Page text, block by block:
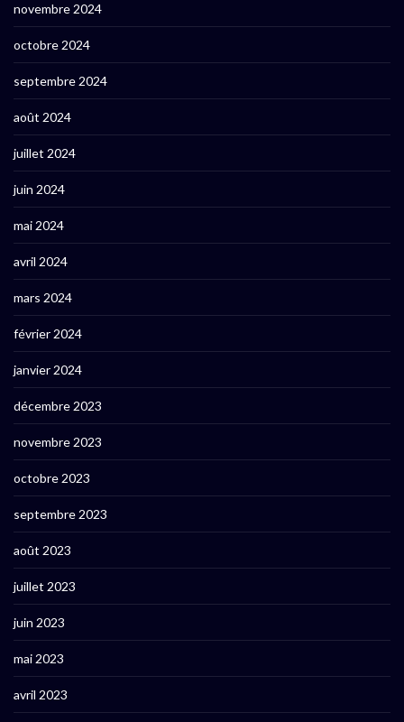
novembre 2024
octobre 2024
septembre 2024
août 2024
juillet 2024
juin 2024
mai 2024
avril 2024
mars 2024
février 2024
janvier 2024
décembre 2023
novembre 2023
octobre 2023
septembre 2023
août 2023
juillet 2023
juin 2023
mai 2023
avril 2023